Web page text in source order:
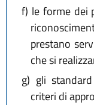
f) le forme dei
prestano
che si
g) gli
criteri di